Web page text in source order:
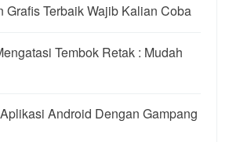
Grafis Terbaik Wajib Kalian Coba
Tembok Retak : Mudah
Android Dengan Gampang